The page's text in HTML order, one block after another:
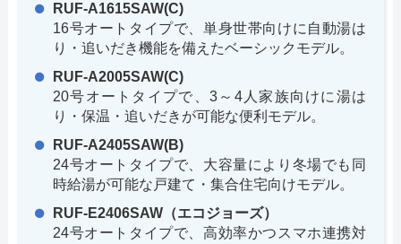
RUF-A1615SAW(C)
16号オートタイプで、単身世帯向けに自動湯は
り・追いだき機能を備えたベーシックモデル。
RUF-A2005SAW(C)
20号オートタイプで、3～4人家族向けに湯は
り・保温・追いだきが可能な便利モデル。
RUF-A2405SAW(B)
24号オートタイプで、大容量により冬場でも同
時給湯が可能な戸建て・集合住宅向けモデル。
RUF-E2406SAW（エコジョーズ）
24号オートタイプで、高効率かつスマホ連携対